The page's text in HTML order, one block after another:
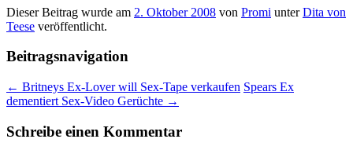
Dieser Beitrag wurde am 2. Oktober 2008 von Promi unterDita von
Teese veröffentlicht.
Beitragsnavigation
← Britneys Ex-Lover will Sex-Tape verkaufen Spears Ex
dementiert Sex-Video Gerüchte →
Schreibe einen Kommentar